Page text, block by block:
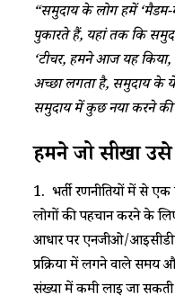
“समुदाय के लोग हमें ‘मैडम-
पुकारते हैं, यहां तक कि
‘टीचर, हमने आज यह
अच्छा लगता है, समुदाय के
समुदाय में कुछ नया करने की
हमने जो सीखा
1. भर्ती रणनीतियों में से
लोगों की पहचान करने के
आधार पर एनजीओ/
प्रक्रिया में लगने वाले समय
संख्या में कमी लाई जा सकती